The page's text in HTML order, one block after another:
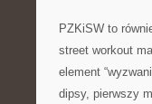
PZKiSW to
street workout
element
dipsy, pierwszy